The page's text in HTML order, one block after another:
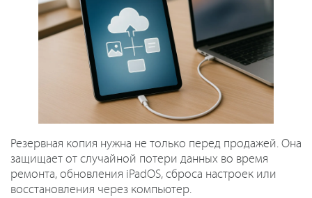
Резервная копия нужна не только перед продажей. Она
защищает от случайной потери данных во время
ремонта, обновления iPadOS, сброса настроек или
восстановления через компьютер.